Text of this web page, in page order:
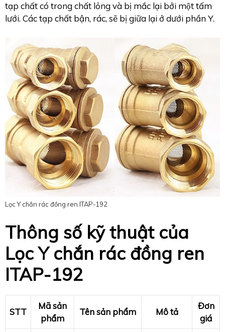
tạp chất có trong chất lỏng và bị mắc lại bởi một tấm
lưới. Các tạp chất bận, rác, sẽ bị giữa lại ở dưới phần Y.
Lọc Y chắn rác đồng ren ITAP-192
Thông số kỹ thuật của
Lọc Y chắn rác đồng ren
ITAP-192
STT
Mã sản
phẩm
Tên sản phẩm Mô tả
Đơn
giá